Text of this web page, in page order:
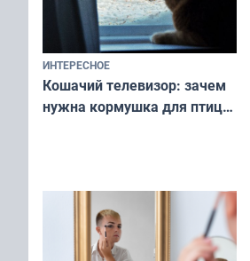
ИНТЕРЕСНОЕ
Кошачий телевизор: зачем
нужна кормушка для птиц